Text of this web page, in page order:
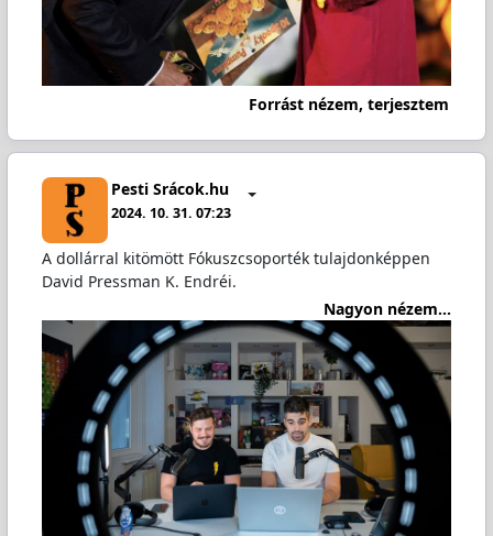
Forrást nézem, terjesztem
Pesti Srácok.hu
2024. 10. 31. 07:23
A dollárral kitömött Fókuszcsoporték tulajdonképpen
David Pressman K. Endréi.
Nagyon nézem...